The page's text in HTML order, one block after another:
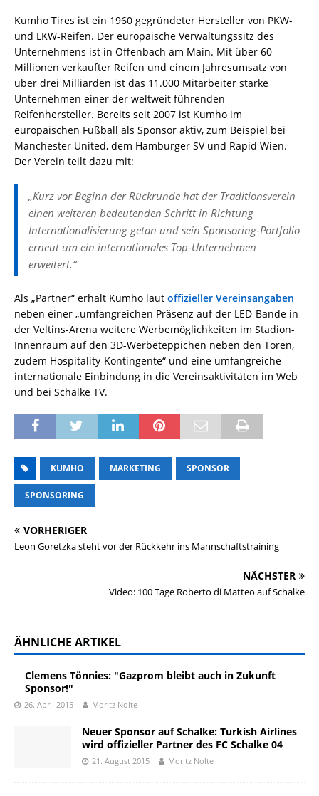
Kumho Tires ist ein 1960 gegründeter Hersteller von PKW-
und LKW-Reifen. Der europäische Verwaltungssitz des
Unternehmens ist in Offenbach am Main. Mit über 60
Millionen verkaufter Reifen und einem Jahresumsatz von
über drei Milliarden ist das 11.000 Mitarbeiter starke
Unternehmen einer der weltweit führenden
Reifenhersteller. Bereits seit 2007 ist Kumho im
europäischen Fußball als Sponsor aktiv, zum Beispiel bei
Manchester United, dem Hamburger SV und Rapid Wien.
Der Verein teilt dazu mit:
„Kurz vor Beginn der Rückrunde hat der Traditionsverein
einen weiteren bedeutenden Schritt in Richtung
Internationalisierung getan und sein Sponsoring-Portfolio
erneut um ein internationales Top-Unternehmen
erweitert.“
Als „Partner“ erhält Kumho laut offizieller Vereinsangaben
neben einer „umfangreichen Präsenz auf der LED-Bande in
der Veltins-Arena weitere Werbemöglichkeiten im Stadion-
Innenraum auf den 3D-Werbeteppichen neben den Toren,
zudem Hospitality-Kontingente“ und eine umfangreiche
internationale Einbindung in die Vereinsaktivitäten im Web
und bei Schalke TV.
KUMHO MARKETING SPONSOR
SPONSORING
VORHERIGER
Leon Goretzka steht vor der Rückkehr ins Mannschaftstraining
NÄCHSTER
Video: 100 Tage Roberto di Matteo auf Schalke
ÄHNLICHE ARTIKEL
Clemens Tönnies: "Gazprom bleibt auch in Zukunft
Sponsor!"
26. April 2015 Moritz Nolte
Neuer Sponsor auf Schalke: Turkish Airlines
wird offizieller Partner des FC Schalke 04
21. August 2015 Moritz Nolte